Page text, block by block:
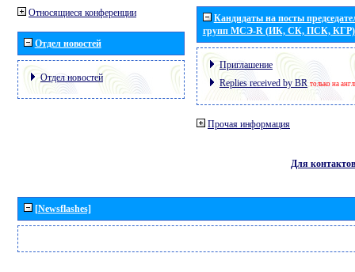
Относящиеся конференции
Отдел новостей
Отдел новостей
Кандидаты на посты
групп МСЭ-R (ИК, СК, ПСК, КГР)
Приглашение
Replies received by BR только на
Прочая информация
Для контактов
[Newsflashes]